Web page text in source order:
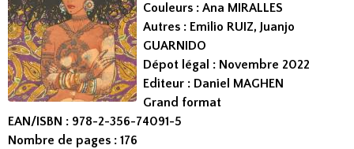
Couleurs : Ana MIRALLES
Autres : Emilio RUIZ, Juanjo
GUARNIDO
Dépot légal : Novembre 2022
Editeur : Daniel MAGHEN
Grand format
EAN/ISBN : 978-2-356-74091-5
Nombre de pages : 176